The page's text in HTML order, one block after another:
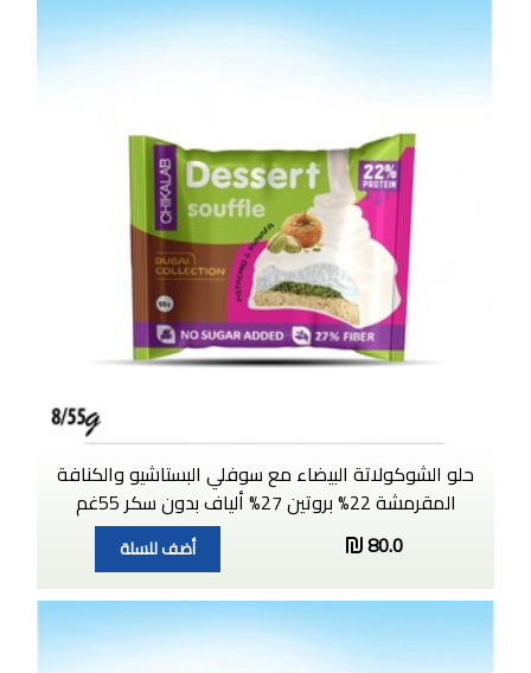
حلو الشوكولاتة البيضاء مع سوفلي البستاشيو والكنافة
المقرمشة 22% بروتين 27% ألياف بدون سكر 55غم
80.0
أضف للسلة